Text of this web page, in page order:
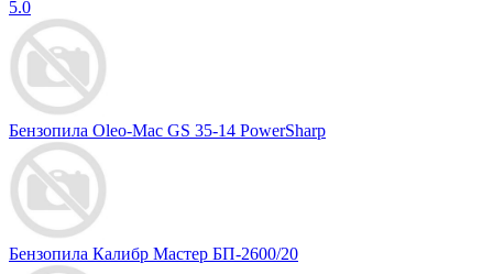
5.0
Бензопила Oleo-Mac GS 35-14 PowerSharp
Бензопила Калибр Мастер БП-2600/20